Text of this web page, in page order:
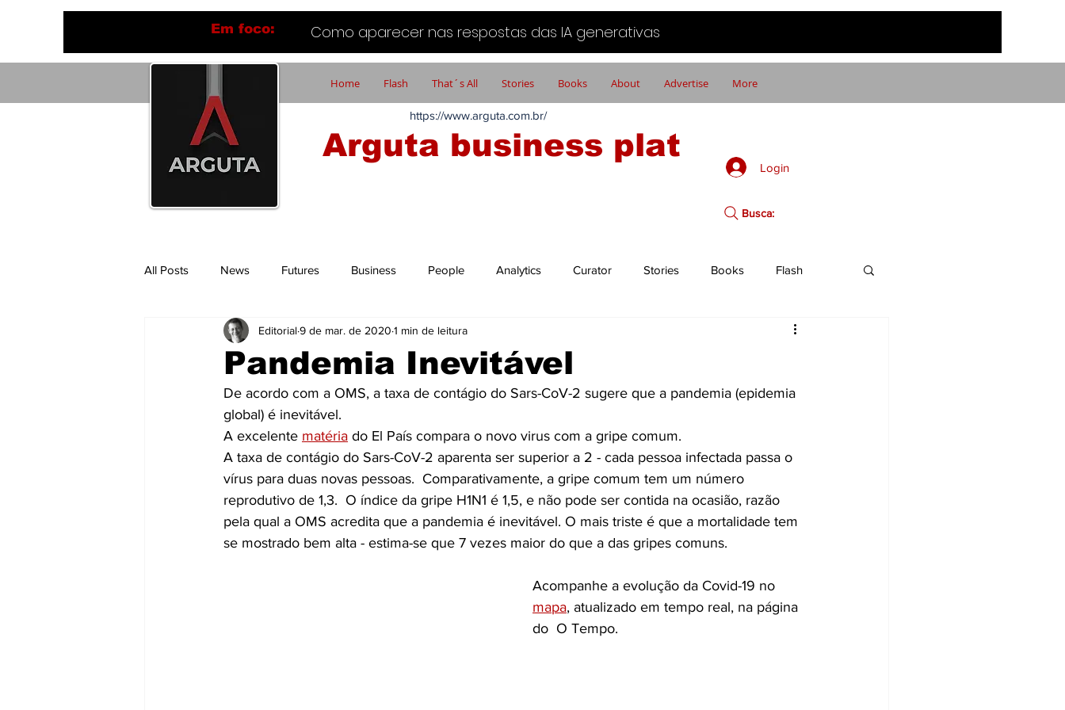
Em foco: Como aparecer nas respostas das IA generativas
Home Flash That´s All Stories Books About Advertise More
Arguta business plat
Login
https://www.arguta.com.br/
Busca:
All Posts News Futures Business People Analytics Curator Stories Books Flash
Flavio Ferrari Tech Things
Pandemia Inevitável
Editorial9 de mar. de 2020 1 min de leitura
De acordo com a OMS, a taxa de contágio do Sars-CoV-2 sugere que a pandemia (epidemia
global) é inevitável.
A excelente matéria do El País compara o novo virus com a gripe comum.
A taxa de contágio do Sars-CoV-2 aparenta ser superior a 2 - cada pessoa infectada passa o
vírus para duas novas pessoas.  Comparativamente, a gripe comum tem um número
reprodutivo de 1,3.  O índice da gripe H1N1 é 1,5, e não pode ser contida na ocasião, razão
pela qual a OMS acredita que a pandemia é inevitável. O mais triste é que a mortalidade tem
se mostrado bem alta - estima-se que 7 vezes maior do que a das gripes comuns.
Acompanhe a evolução da Covid-19 no
mapa, atualizado em tempo real, na página
do  O Tempo.